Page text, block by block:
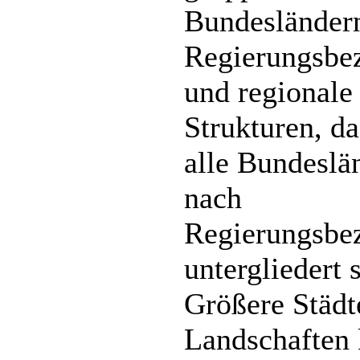
und regionale
Strukturen,
alle
nach
untergliedert
Größere
Landschaften